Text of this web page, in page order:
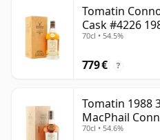
Tomatin
Cask #4226
70cl • 54.5%
779 € ?
Tomatin 1988
MacPhail
6656
70cl • 54.6%